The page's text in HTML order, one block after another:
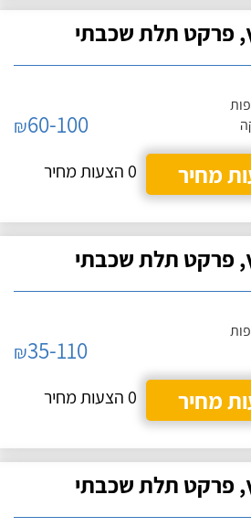
פרקט תלת שכבתי
₪60-100
מחיר
0 הצעות מחיר
פרקט תלת שכבתי
₪35-110
מחיר
0 הצעות מחיר
פרקט תלת שכבתי